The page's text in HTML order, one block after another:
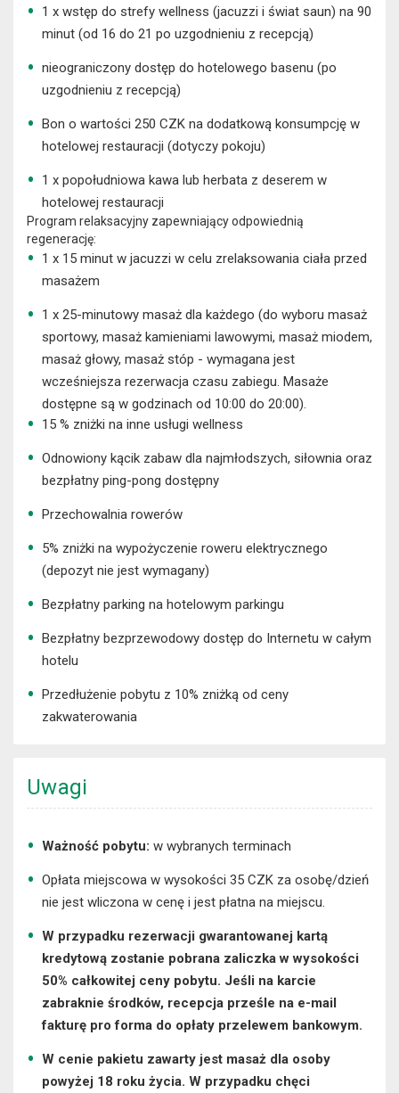
1 x wstęp do strefy wellness (jacuzzi i świat saun) na 90
minut (od 16 do 21 po uzgodnieniu z recepcją)
nieograniczony dostęp do hotelowego basenu (po
uzgodnieniu z recepcją)
Bon o wartości 250 CZK na dodatkową konsumpcję w
hotelowej restauracji (dotyczy pokoju)
1 x popołudniowa kawa lub herbata z deserem w
hotelowej restauracji
Program relaksacyjny zapewniający odpowiednią
regenerację:
1 x 15 minut w jacuzzi w celu zrelaksowania ciała przed
masażem
1 x 25-minutowy masaż dla każdego (do wyboru masaż
sportowy, masaż kamieniami lawowymi, masaż miodem,
masaż głowy, masaż stóp - wymagana jest
wcześniejsza rezerwacja czasu zabiegu. Masaże
dostępne są w godzinach od 10:00 do 20:00).
15 % zniżki na inne usługi wellness
Odnowiony kącik zabaw dla najmłodszych, siłownia oraz
bezpłatny ping-pong dostępny
Przechowalnia rowerów
5% zniżki na wypożyczenie roweru elektrycznego
(depozyt nie jest wymagany)
Bezpłatny parking na hotelowym parkingu
Bezpłatny bezprzewodowy dostęp do Internetu w całym
hotelu
Przedłużenie pobytu z 10% zniżką od ceny
zakwaterowania
Uwagi
Ważność pobytu: w wybranych terminach
Opłata miejscowa w wysokości 35 CZK za osobę/dzień
nie jest wliczona w cenę i jest płatna na miejscu.
W przypadku rezerwacji gwarantowanej kartą
kredytową zostanie pobrana zaliczka w wysokości
50% całkowitej ceny pobytu. Jeśli na karcie
zabraknie środków, recepcja prześle na e-mail
fakturę pro forma do opłaty przelewem bankowym.
W cenie pakietu zawarty jest masaż dla osoby
powyżej 18 roku życia. W przypadku chęci